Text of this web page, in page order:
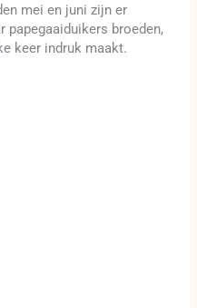
mei en juni zijn er
papegaaiduikers broeden,
keer indruk maakt.